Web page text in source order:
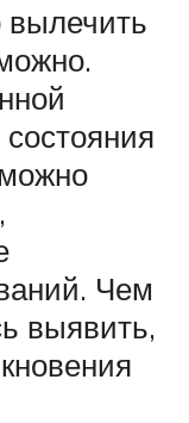
вылечить
Чем
выявить,